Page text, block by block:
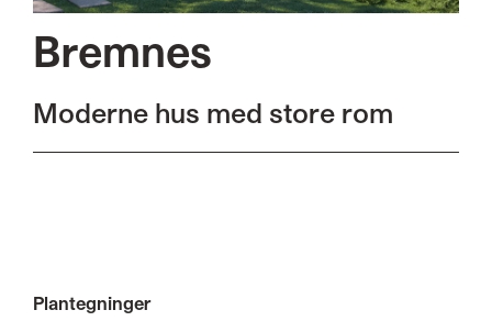
Bremnes
Moderne hus med store rom
Plantegninger